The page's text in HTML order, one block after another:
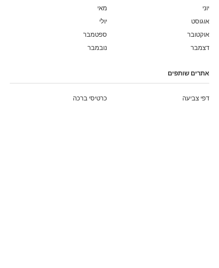
מאי
יוני
יולי
אוגוסט
ספטמבר
אוקטובר
נובמבר
דצמבר
אתרים שותפים
כרטיסי ברכה דפי צביעה